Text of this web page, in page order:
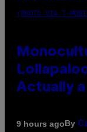
(PHOTO VIA T-
Actually
9 hours agoBy